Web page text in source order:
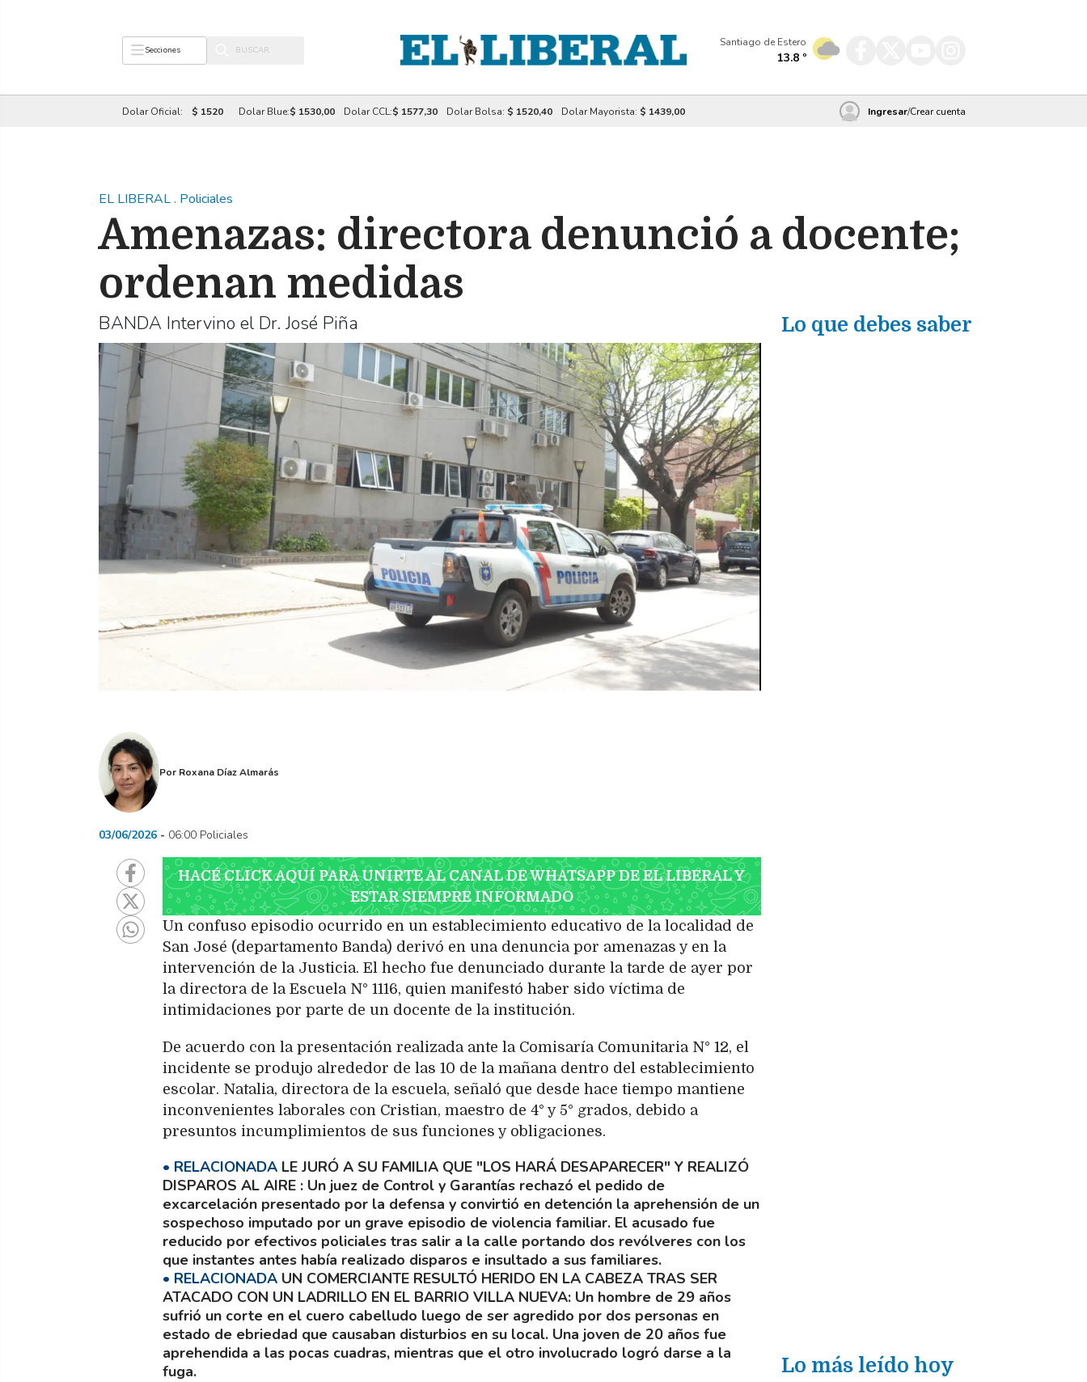
Secciones
Santiago de Estero
13.8 º
Dolar Oficial: $ 1520 Dolar Blue:$ 1530,00 Dolar CCL:$ 1577,30 Dolar Bolsa: $ 1520,40 Dolar Mayorista: $ 1439,00 Ingresar/Crear cuenta
EL LIBERAL. Policiales
Amenazas: directora denunció a docente;
ordenan medidas
BANDA Intervino el Dr. José Piña
Por Roxana Díaz Almarás
03/06/2026 06:00 Policiales
HACÉ CLICK AQUÍ PARA UNIRTE AL CANAL DE WHATSAPP DE EL LIBERAL Y
ESTAR SIEMPRE INFORMADO
Un confuso episodio ocurrido en un establecimiento educativo de la localidad de
San José (departamento Banda) derivó en una denuncia por amenazas y en la
intervención de la Justicia. El hecho fue denunciado durante la tarde de ayer por
la directora de la Escuela N° 1116, quien manifestó haber sido víctima de
intimidaciones por parte de un docente de la institución.
De acuerdo con la presentación realizada ante la Comisaría Comunitaria N° 12, el
incidente se produjo alrededor de las 10 de la mañana dentro del establecimiento
escolar. Natalia, directora de la escuela, señaló que desde hace tiempo mantiene
inconvenientes laborales con Cristian, maestro de 4° y 5° grados, debido a
presuntos incumplimientos de sus funciones y obligaciones.
LE JURÓ A SU FAMILIA QUE "LOS HARÁ DESAPARECER" Y REALIZÓ
DISPAROS AL AIRE
Un juez de Control y Garantías rechazó el pedido de
excarcelación presentado por la defensa y convirtió en detención la aprehensión de un
sospechoso imputado por un grave episodio de violencia familiar. El acusado fue
reducido por efectivos policiales tras salir a la calle portando dos revólveres con los
que instantes antes había realizado disparos e insultado a sus familiares.
UN COMERCIANTE RESULTÓ HERIDO EN LA CABEZA TRAS SER
ATACADO CON UN LADRILLO EN EL BARRIO VILLA NUEVA Un hombre de 29 años
sufrió un corte en el cuero cabelludo luego de ser agredido por dos personas en
estado de ebriedad que causaban disturbios en su local. Una joven de 20 años fue
aprehendida a las pocas cuadras, mientras que el otro involucrado logró darse a la
fuga.
Lo que debes saber
Lo más leído hoy